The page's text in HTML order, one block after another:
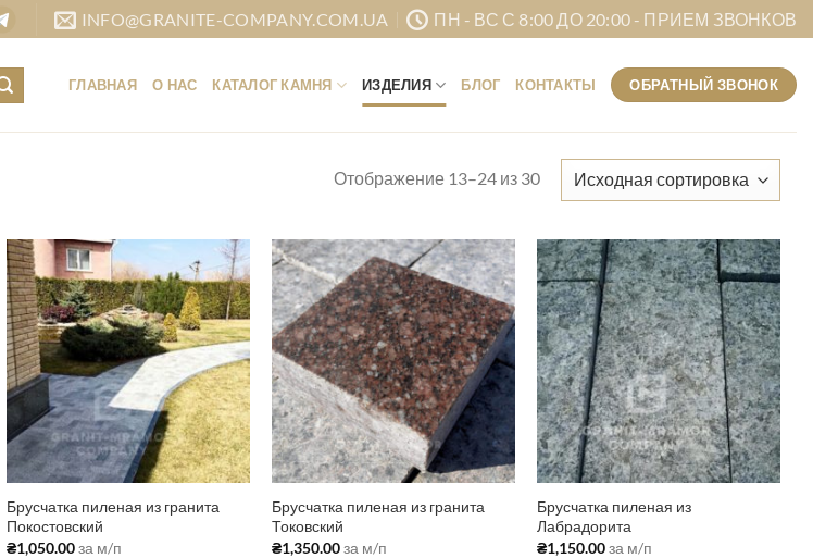
INFO@GRANITE-COMPANY.COM.UA ПН - ВС С 8:00 ДО 20:00 - ПРИЕМ ЗВОНКОВ
ГЛАВНАЯ О НАС КАТАЛОГ КАМНЯ ИЗДЕЛИЯ БЛОГ КОНТАКТЫ ОБРАТНЫЙ ЗВОНОК
Отображение 13–24 из 30
Брусчатка пиленая из гранита
Покостовский
₴1,050.00за м/п
Брусчатка пиленая из гранита
Токовский
₴1,350.00за м/п
Брусчатка пиленая из
Лабрадорита
₴1,150.00за м/п